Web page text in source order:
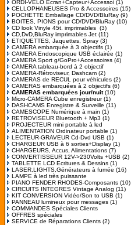
ORDI-VELO Ecran+Capteur+Accessoi (1)
CELLOPHANEUSES Pro & Accessoires (15)
POCHETTE Emballage CD/DVD/BluRay (9)
BOITES, PIONS pour CD/DVD/BluRay (10)
CD look Vinyle 45t. imprimables (3)
CD,DvD,BluRay imprimables Jet (11)
ETIQUETTES, Jaquettes, Spray (3)
CAMERA embarquée à 3 objectifs (1)
CAMERA Endoscopique USB éclairée (1)
CAMERA Sport g/GoPro+Accessoires (4)
CAMERA tableau-bord à 2 objectif
CAMERA-Rétroviseur, Dashcam (2)
CAMERAS de RECUL pour véhicules (2)
CAMERAS embarquées à 2 objectifs (6)
CAMERAS embarquées jour/nuit(10)
Micro-CAMERA Cube enregistreur(1)
DASHCAMS Enregistre & Surveille (11)
CAMESCOPE Numérique à main (1)
RETROVISEUR Bluetooth + Mp3 (1)
PROJECTEUR mini portable à led
ALIMENTATION Ordinateur portable (1)
LECTEUR-GRAVEUR Cd-Dvd USB (1)
CHARGEUR USB à 6 sorties+Display (1)
CHARGEURS, Accus, Alimentations (7)
CONVERTISSEUR 12V->230Volts +USB (2)
TABLETTE LCD Ecritures & Dessins (1)
LASER,LIGHTS,Générateurs à fumée (16)
LAMPE à led très puissante
PIANO FENDER RHODES-Composants (10)
CIRCUITS INTEGRES Vintage Analog (11)
KIT CONVERSION Vidéo/Son to USB (1)
PANNEAU lumineux pour messages (1)
COMMANDES Spéciales Clients
OFFRES spéciales
SERVICE de Réparations Clients (2)